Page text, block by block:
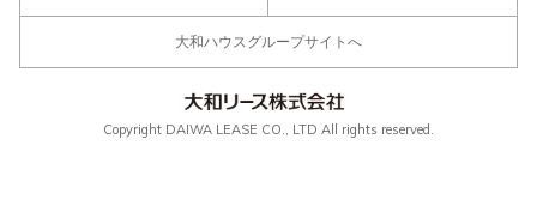
大和ハウスグループサイトへ
Copyright DAIWA LEASE CO., LTD All rights reserved.